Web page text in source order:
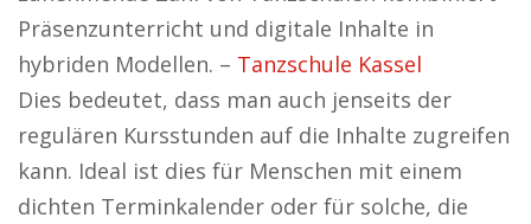
Präsenzunterricht und digitale Inhalte in
hybriden Modellen. – Tanzschule Kassel
Dies bedeutet, dass man auch jenseits der
regulären Kursstunden auf die Inhalte zugreifen
kann. Ideal ist dies für Menschen mit einem
dichten Terminkalender oder für solche, die